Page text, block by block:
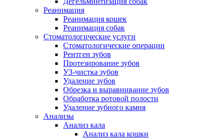
Реанимация
Реанимация кошек
Реанимация собак
Стоматологические услуги
Стоматологические операции
Рентген зубов
Протезирование зубов
УЗ-чистка зубов
Удаление зубов
Обрезка и выравнивание зубов
Обработка ротовой полости
Удаление зубного камня
Анализы
Анализ кала
Анализ кала кошки